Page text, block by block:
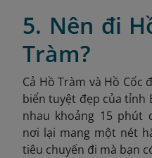
5. Nên đi
Tràm?
Cả Hồ Tràm và Hồ Cốc
biển tuyệt đẹp của tỉnh
nhau khoảng 15 phút
nơi lại mang một nét
tiêu chuyến đi mà bạn